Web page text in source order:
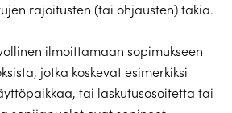
rajoitusten (tai ohjausten) takia.
ilmoittamaan sopimukseen
jotka koskevat esimerkiksi
tai laskutusosoitetta tai